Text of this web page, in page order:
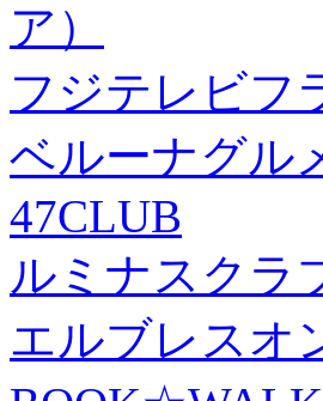
ア）
フジテレビフ
ベルーナグル
47CLUB
ルミナスクラ
エルブレスオ